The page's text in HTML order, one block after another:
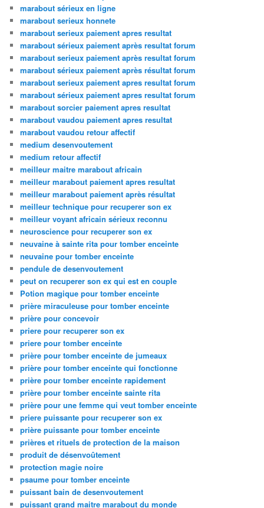
marabout sérieux en ligne
marabout serieux honnete
marabout serieux paiement apres resultat
marabout sérieux paiement après resultat forum
marabout serieux paiement après resultat forum
marabout sérieux paiement après résultat forum
marabout serieux paiement apres resultat forum
marabout sérieux paiement apres resultat forum
marabout sorcier paiement apres resultat
marabout vaudou paiement apres resultat
marabout vaudou retour affectif
medium desenvoutement
medium retour affectif
meilleur maitre marabout africain
meilleur marabout paiement apres resultat
meilleur marabout paiement après résultat
meilleur technique pour recuperer son ex
meilleur voyant africain sérieux reconnu
neuroscience pour recuperer son ex
neuvaine à sainte rita pour tomber enceinte
neuvaine pour tomber enceinte
pendule de desenvoutement
peut on recuperer son ex qui est en couple
Potion magique pour tomber enceinte
prière miraculeuse pour tomber enceinte
prière pour concevoir
priere pour recuperer son ex
priere pour tomber enceinte
prière pour tomber enceinte de jumeaux
prière pour tomber enceinte qui fonctionne
prière pour tomber enceinte rapidement
prière pour tomber enceinte sainte rita
prière pour une femme qui veut tomber enceinte
priere puissante pour recuperer son ex
prière puissante pour tomber enceinte
prières et rituels de protection de la maison
produit de désenvoûtement
protection magie noire
psaume pour tomber enceinte
puissant bain de desenvoutement
puissant grand maitre marabout du monde